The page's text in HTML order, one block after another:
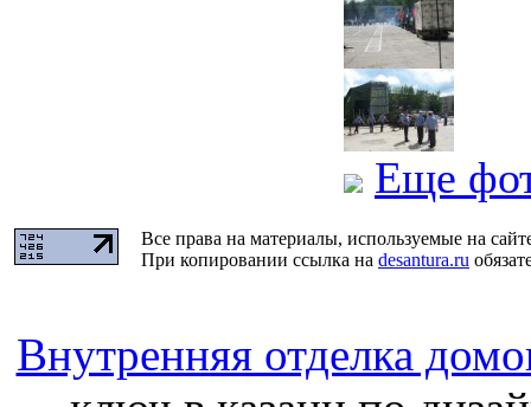
Еще
Все права на материалы, используемые на
При копировании ссылка на desantura.ru
Внутренняя отделка